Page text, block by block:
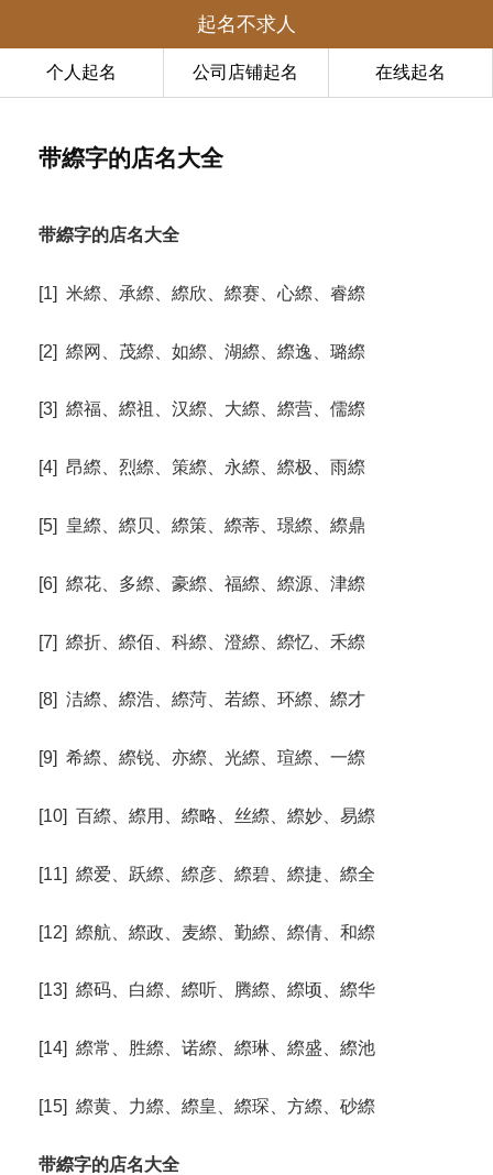
起名不求人
个人起名 公司店铺起名 在线起名
带縩字的店名大全
带縩字的店名大全
[1] 米縩、承縩、縩欣、縩赛、心縩、睿縩
[2] 縩网、茂縩、如縩、湖縩、縩逸、璐縩
[3] 縩福、縩祖、汉縩、大縩、縩营、儒縩
[4] 昂縩、烈縩、策縩、永縩、縩极、雨縩
[5] 皇縩、縩贝、縩策、縩蒂、璟縩、縩鼎
[6] 縩花、多縩、豪縩、福縩、縩源、津縩
[7] 縩折、縩佰、科縩、澄縩、縩忆、禾縩
[8] 洁縩、縩浩、縩菏、若縩、环縩、縩才
[9] 希縩、縩锐、亦縩、光縩、瑄縩、一縩
[10] 百縩、縩用、縩略、丝縩、縩妙、易縩
[11] 縩爱、跃縩、縩彦、縩碧、縩捷、縩全
[12] 縩航、縩政、麦縩、勤縩、縩倩、和縩
[13] 縩码、白縩、縩听、腾縩、縩顷、縩华
[14] 縩常、胜縩、诺縩、縩琳、縩盛、縩池
[15] 縩黄、力縩、縩皇、縩琛、方縩、砂縩
带縩字的店名大全